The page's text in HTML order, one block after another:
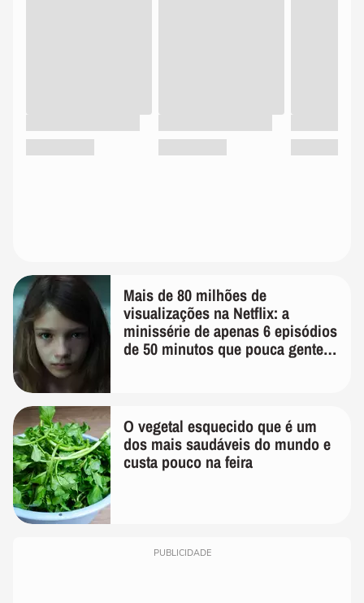
Mais de 80 milhões de
visualizações na Netflix: a
minissérie de apenas 6 episódios
de 50 minutos que pouca gente
O vegetal esquecido que é um
dos mais saudáveis do mundo e
custa pouco na feira
PUBLICIDADE